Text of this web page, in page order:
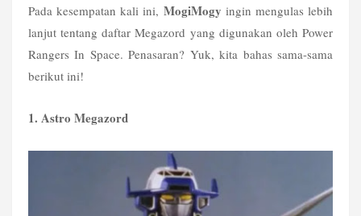
Pada kesempatan kali ini, MogiMogy ingin mengulas lebih
lanjut tentang daftar Megazord yang digunakan oleh Power
Rangers In Space. Penasaran? Yuk, kita bahas sama-sama
berikut ini!
1. Astro Megazord